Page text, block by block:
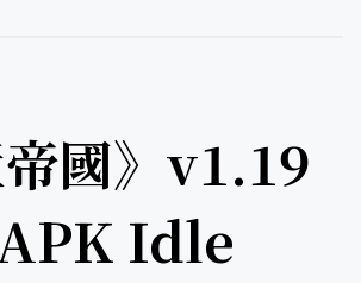
帝國》v1.19
Idle